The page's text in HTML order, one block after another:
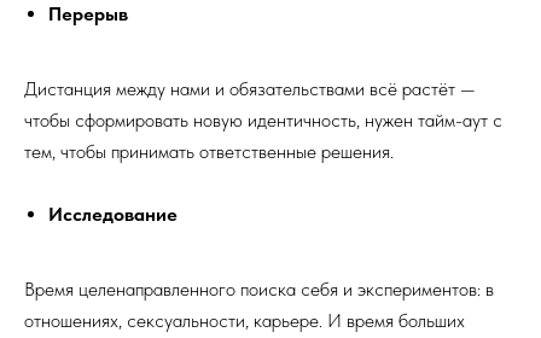
Перерыв
Дистанция между нами и обязательствами всё растёт —
чтобы сформировать новую идентичность, нужен тайм-аут с
тем, чтобы принимать ответственные решения.
Исследование
Время целенаправленного поиска себя и экспериментов: в
отношениях, сексуальности, карьере. И время больших